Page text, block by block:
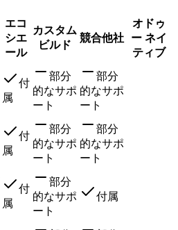
エコ
シエ
ール
カスタム
ビルド
競合他社
オドゥ
ー ネイ
ティブ
付
属
部分
的なサポ
ート
部分
的なサポ
ート
付
属
部分
的なサポ
ート
部分
的なサポ
ート
付
属
部分
的なサポ
ート
付属